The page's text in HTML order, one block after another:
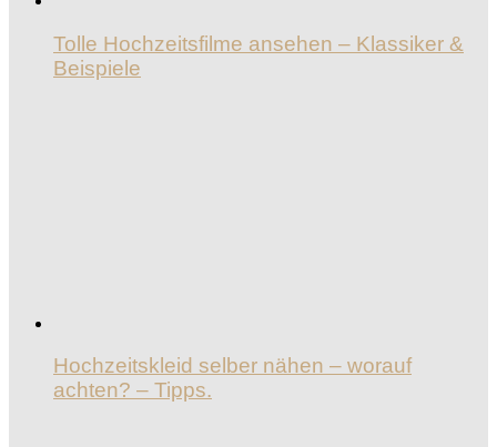
Tolle Hochzeitsfilme ansehen – Klassiker &
Beispiele
Hochzeitskleid selber nähen – worauf
achten? – Tipps.